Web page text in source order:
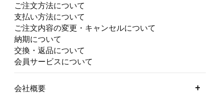
ご注文方法について
支払い方法について
ご注文内容の変更・キャンセルについて
納期について
交換・返品について
会員サービスについて
会社概要